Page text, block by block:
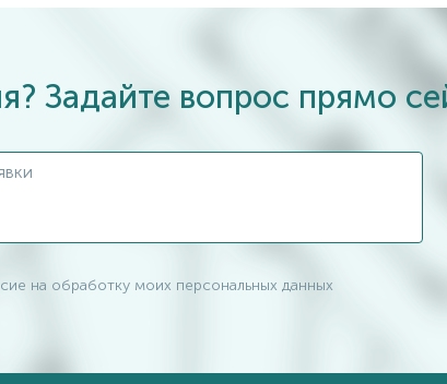
Задайте вопрос прямо
на обработку моих персональных данных